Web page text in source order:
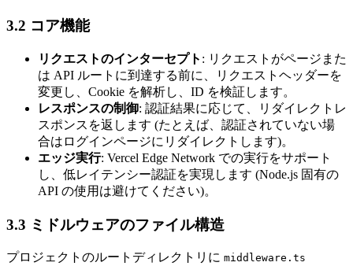
3.2 コア機能
リクエストのインターセプト : リクエストがページまた
は API ルートに到達する前に、リクエストヘッダーを
変更し、Cookie を解析し、ID を検証します。
レスポンスの制御: 認証結果に応じて、リダイレクトレ
スポンスを返します (たとえば、認証されていない場
合はログインページにリダイレクトします)。
エッジ実行: Vercel Edge Network での実行をサポート
し、低レイテンシー認証を実現します (Node.js 固有の
API の使用は避けてください)。
3.3 ミドルウェアのファイル構造
プロジェクトのルートディレクトリに middleware.ts